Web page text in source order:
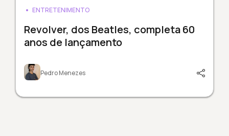
ENTRETENIMENTO
Revolver, dos Beatles, completa 60
anos de lançamento
Pedro Menezes